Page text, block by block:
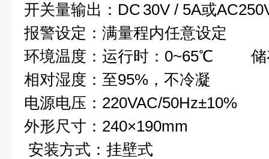
开关量输出：DC 30V / 5A或
报警设定：满量程内任意设定
环境温度：运行时：0~65℃ 储
相对湿度：至95%，不冷凝
电源电压：220VAC/50Hz±10%
外形尺寸：240×190mm
安装方式：挂壁式